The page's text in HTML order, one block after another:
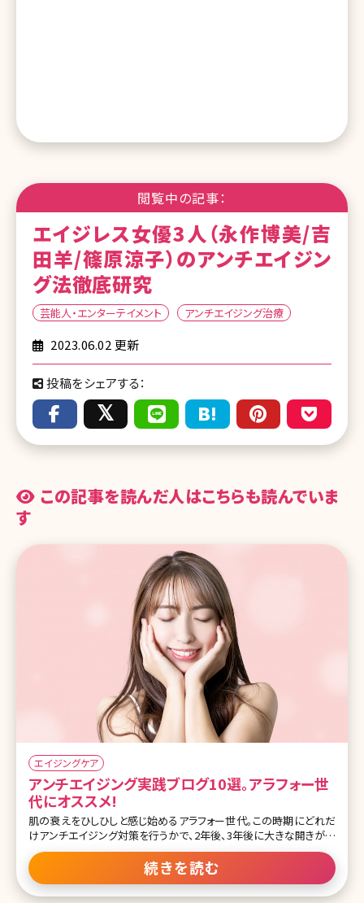
閲覧中の記事：
エイジレス女優3人（永作博美/吉
田羊/篠原涼子）のアンチエイジン
グ法徹底研究
芸能人・エンターテイメント アンチエイジング治療
2023.06.02 更新
投稿をシェアする：
この記事を読んだ人はこちらも読んでいま
す
エイジングケア
アンチエイジング実践ブログ10選。アラフォー世
代にオススメ!
肌の衰えをひしひしと感じ始めるアラフォー世代。この時期にどれだ
けアンチエイジング対策を行うかで、2年後、3年後に大きな開きが出
てきますから、ぜひしっかりと対策を取っておきたいもの。 ここでは、
美の追求に余念がないアラフォー世代の皆さんが実践しているアン
チエイジング対策をご紹介しているブログを10選いたしました!50代、
60代になってもキレイでいるためにぜひ、参考にして自分磨きに励ん
続きを読む